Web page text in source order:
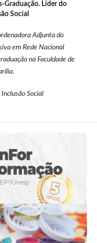
Graduação. Líder do
Social
Adjunta do
em Rede Nacional
na Faculdade de
Social